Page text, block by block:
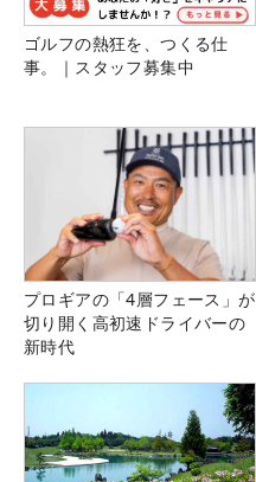
ゴルフの熱狂を、つくる仕
事。｜スタッフ募集中
プロギアの「4層フェース」が
切り開く高初速ドライバーの
新時代